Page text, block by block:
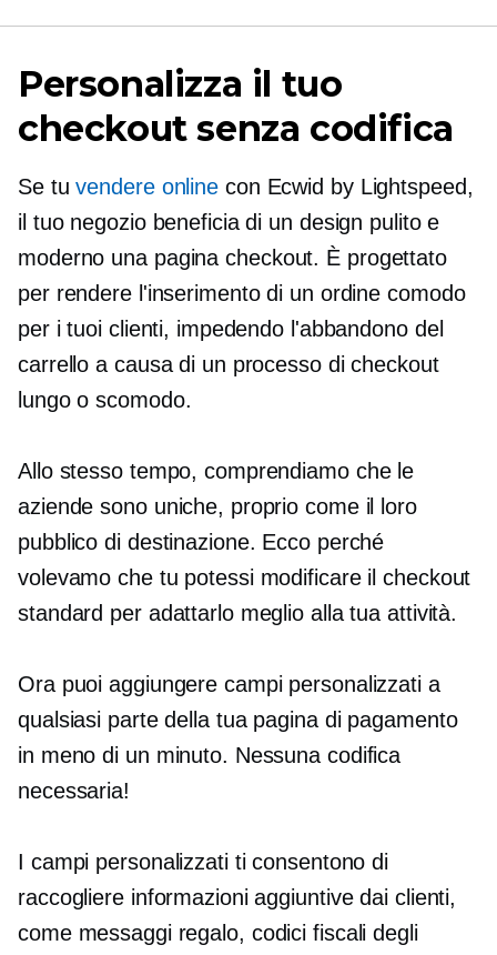
Personalizza il tuo
checkout senza codifica
Se tuvendere online con Ecwid by Lightspeed,
il tuo negozio beneficia di un design pulito e
moderno una pagina checkout. È progettato
per rendere l'inserimento di un ordine comodo
per i tuoi clienti, impedendo l'abbandono del
carrello a causa di un processo di checkout
lungo o scomodo.
Allo stesso tempo, comprendiamo che le
aziende sono uniche, proprio come il loro
pubblico di destinazione. Ecco perché
volevamo che tu potessi modificare il checkout
standard per adattarlo meglio alla tua attività.
Ora puoi aggiungere campi personalizzati a
qualsiasi parte della tua pagina di pagamento
in meno di un minuto. Nessuna codifica
necessaria!
I campi personalizzati ti consentono di
raccogliere informazioni aggiuntive dai clienti,
come messaggi regalo, codici fiscali degli